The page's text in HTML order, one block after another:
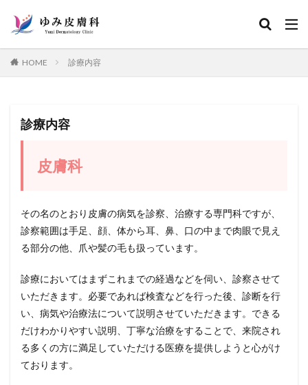
HOME 診療内容
診療内容
皮膚科
その名のとおり皮膚の病気を診察、治療する専門科ですが、
診察範囲は手足、顔、体から耳、鼻、口の中まで肉眼で見え
る部分の他、爪や髪の毛も扱っています。
診療においてはまずこれまでの経過などを伺い、診察させて
いただきます。必要であれば検査などを行った後、診断を行
い、病気や治療法について説明させていただきます。できる
だけわかりやすい説明、丁寧な治療をすることで、来院され
る多くの方に満足していただける医療を提供しようと心がけ
ております。
カテゴリー